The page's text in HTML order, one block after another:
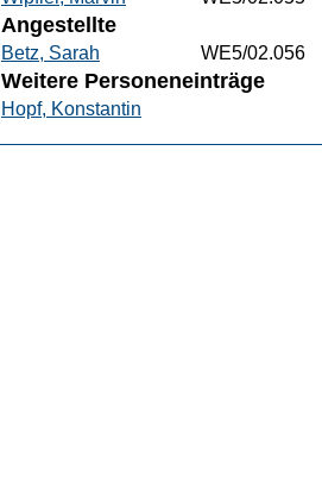
Angestellte
Betz, Sarah WE5/02.056
Weitere Personeneinträge
Hopf, Konstantin